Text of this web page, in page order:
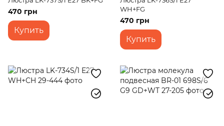
470 грн
Купить
WH+FG
470 грн
Купить